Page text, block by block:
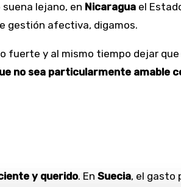
lejano, en Nicaragua el
gestión afectiva, digamos.
fuerte y al mismo tiempo dejar
no sea particularmente amable
y querido. En Suecia, el gasto